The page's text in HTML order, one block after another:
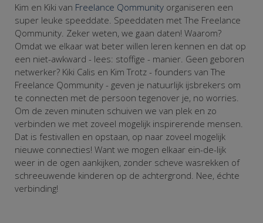
Kim en Kiki van Freelance Qommunity organiseren een
super leuke speeddate. Speeddaten met The Freelance
Qommunity. Zeker weten, we gaan daten! Waarom?
Omdat we elkaar wat beter willen leren kennen en dat op
een niet-awkward - lees: stoffige - manier. Geen geboren
netwerker? Kiki Calis en Kim Trotz - founders van The
Freelance Qommunity - geven je natuurlijk ijsbrekers om
te connecten met de persoon tegenover je, no worries.
Om de zeven minuten schuiven we van plek en zo
verbinden we met zoveel mogelijk inspirerende mensen.
Dat is festivallen en opstaan, op naar zoveel mogelijk
nieuwe connecties! Want we mogen elkaar ein-de-lijk
weer in de ogen aankijken, zonder scheve wasrekken of
schreeuwende kinderen op de achtergrond. Nee, échte
verbinding!